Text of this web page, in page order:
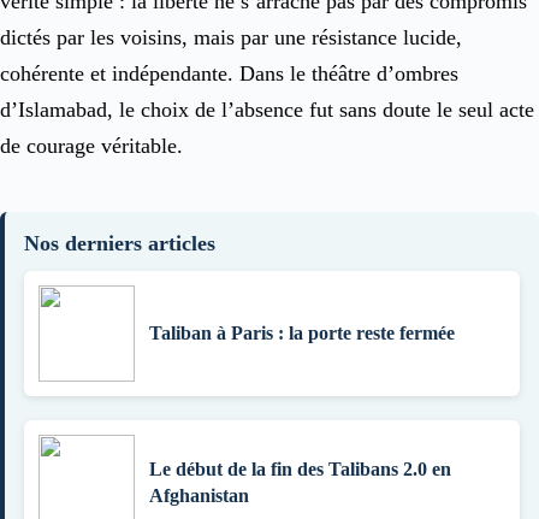
dictés par les voisins, mais par une résistance lucide,
cohérente et indépendante. Dans le théâtre d’ombres
d’Islamabad, le choix de l’absence fut sans doute le seul acte
de courage véritable.
Nos derniers articles
Taliban à Paris : la porte reste fermée
Le début de la fin des Talibans 2.0 en
Afghanistan